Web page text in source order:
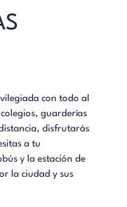
con todo al
guarderías
disfrutarás
a tu
y la estación de
la ciudad y sus